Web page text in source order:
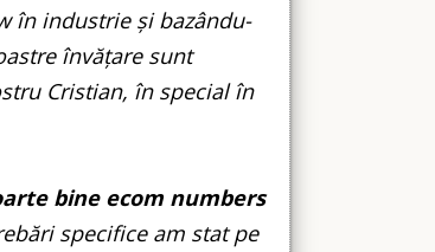
în industrie și bazându-
învățare sunt
Cristian, în special în
bine ecom numbers
specifice am stat pe